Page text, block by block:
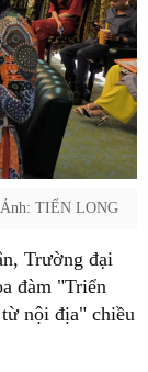
Ảnh: TIẾN LONG
Trường đại
đàm "Triển
nội địa" chiều